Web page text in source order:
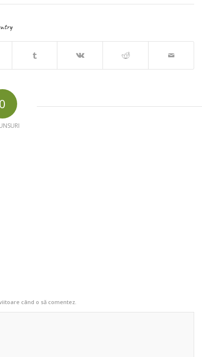
0
când o să comentez.